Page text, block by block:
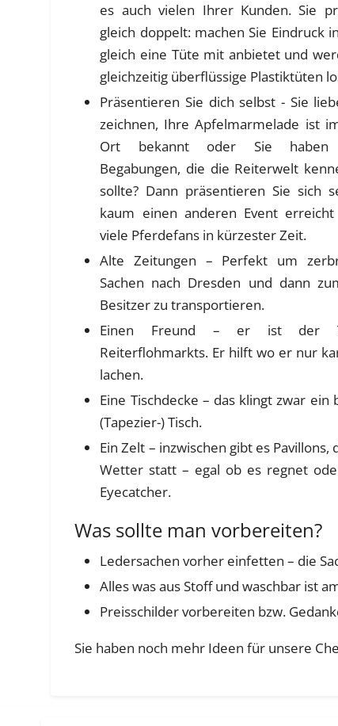
es auch vielen Ihrer Kunden. Sie
gleich doppelt: machen Sie Eindruck
gleich eine Tüte mit anbietet und
gleichzeitig überflüssige Plastiktüten
Präsentieren Sie dich selbst - Sie
zeichnen, Ihre Apfelmarmelade ist
Ort bekannt oder Sie haben
Begabungen, die die Reiterwelt
sollte? Dann präsentieren Sie sich
kaum einen anderen Event
viele Pferdefans in kürzester Zeit.
Alte Zeitungen – Perfekt um
Sachen nach Dresden und dann
Besitzer zu transportieren.
Einen Freund – er ist der
Reiterflohmarkts. Er hilft wo er nur
lachen.
Eine Tischdecke – das klingt zwar
(Tapezier-) Tisch.
Ein Zelt – inzwischen gibt es
Wetter statt – egal ob es regnet
Eyecatcher.
Was sollte man vorbereiten?
Ledersachen vorher einfetten – die
Alles was aus Stoff und waschbar ist
Preisschilder vorbereiten bzw.
Sie haben noch mehr Ideen für unsere